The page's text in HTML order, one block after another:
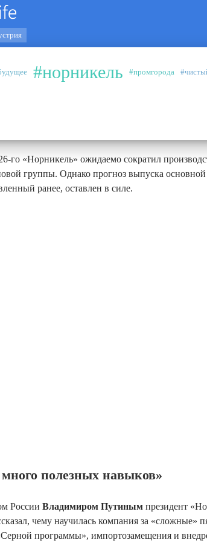
#норникель #промгорода
го «Норникель» ожидаемо сократил
группы. Однако прогноз выпуска
ранее, оставлен в силе.
полезных навыков»
России Владимиром Путиным президент
чему научилась компания за «сложные»
программы», импортозамещения и